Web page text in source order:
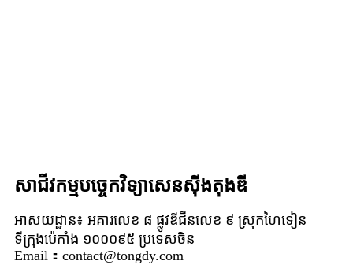
សាជីវកម្មបច្ចេកវិទ្យាសេនស៊ីងតុងឌី
អាសយដ្ឋាន៖ អគារលេខ ៨ ផ្លូវឌីជីនលេខ ៩ ស្រុកហៃទៀន
ទីក្រុងប៉េកាំង ១០០០៩៥ ប្រទេសចិន
Email：contact@tongdy.com